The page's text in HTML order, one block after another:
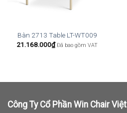
Bàn 2713 Table LT-WT009
21.168.000₫ Đã bao gồm VAT
Công Ty Cổ Phần Win Chair